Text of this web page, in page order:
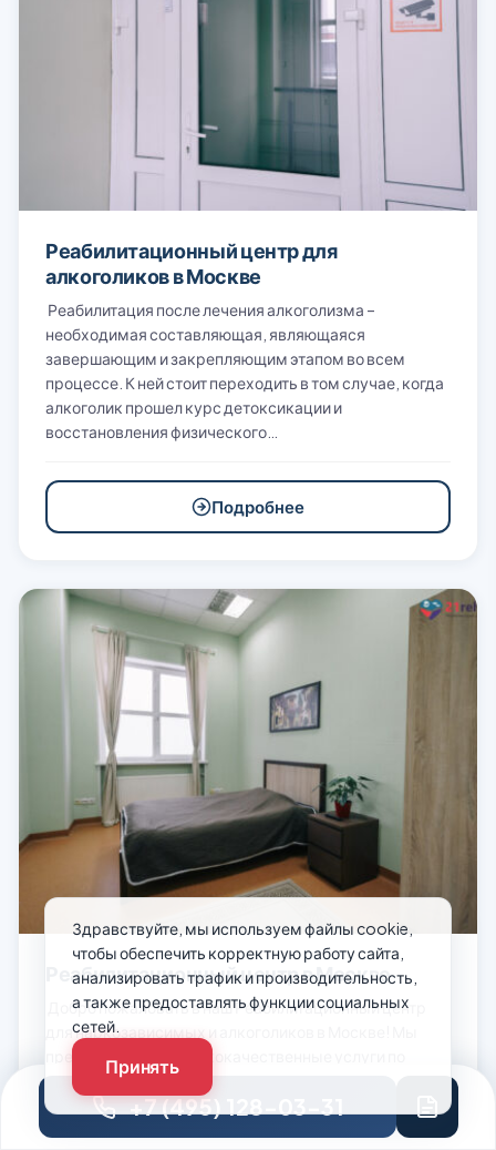
Реабилитационный центр для
алкоголиков в Москве
Реабилитация после лечения алкоголизма –
необходимая составляющая, являющаяся
завершающим и закрепляющим этапом во всем
процессе. К ней стоит переходить в том случае, когда
алкоголик прошел курс детоксикации и
восстановления физического…
Подробнее
Реабилитационный центр в Москве
Добро пожаловать в наш Реабилитационный центр
для наркозависимых и алкоголиков в Москве! Мы
предоставляем высококачественные услуги по
комплексной помощи и лечению зависимых от
наркотиков и алкоголя.+7 (495) 128-03-31
Здравствуйте, мы используем файлы cookie,
чтобы обеспечить корректную работу сайта,
анализировать трафик и производительность,
а также предоставлять функции социальных
сетей.
Принять